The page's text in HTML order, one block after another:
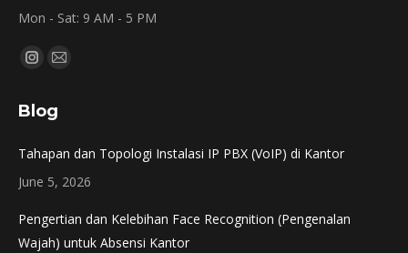
Mon - Sat: 9 AM - 5 PM
Find us on:
Instagram
opens
new
window
Mail
new
window
Blog
Tahapan dan Topologi Instalasi IP PBX (VoIP) di Kantor
June 5, 2026
Pengertian dan Kelebihan Face Recognition (Pengenalan
Wajah) untuk Absensi Kantor